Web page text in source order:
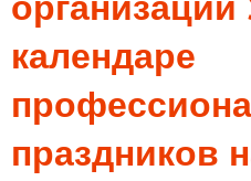
календаре
праздников